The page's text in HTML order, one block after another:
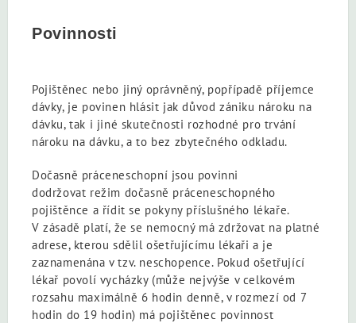
Povinnosti
Pojištěnec nebo jiný oprávněný, popřípadě příjemce
dávky, je povinen hlásit jak důvod zániku nároku na
dávku, tak i jiné skutečnosti rozhodné pro trvání
nároku na dávku, a to bez zbytečného odkladu.
Dočasně práceneschopní jsou povinni
dodržovat režim dočasně práceneschopného
pojištěnce a řídit se pokyny příslušného lékaře.
V zásadě platí, že se nemocný má zdržovat na platné
adrese, kterou sdělil ošetřujícímu lékaři a je
zaznamenána v tzv. neschopence. Pokud ošetřující
lékař povolí vycházky (může nejvýše v celkovém
rozsahu maximálně 6 hodin denně, v rozmezí od 7
hodin do 19 hodin) má pojištěnec povinnost